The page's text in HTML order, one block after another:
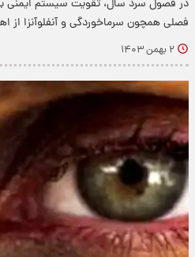
در فصول سرد سال، تقویت سیستم ایمنی
فصلی همچون سرماخوردگی و آنفلوآنزا از
۲ بهمن ۱۴۰۳